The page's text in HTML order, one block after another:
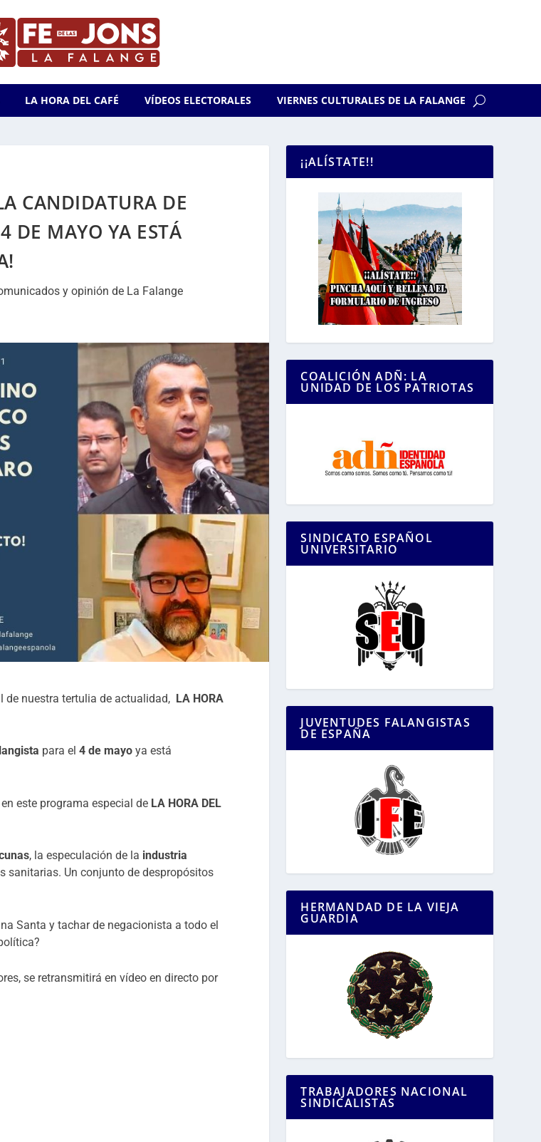
LA HORA DEL CAFÉ VÍDEOS ELECTORALES VIERNES CULTURALES DE LA FALANGE
CANDIDATURA DE
DE MAYO YA ESTÁ
y opinión de La Falange
de nuestra tertulia de actualidad, LA HORA
para el4 de mayo ya está
en este programa especial de LA HORA DEL
, la especulación de la industria
sanitarias. Un conjunto de despropósitos
Santa y tachar de negacionista a todo el
se retransmitirá en vídeo en directo por
¡¡ALÍSTATE!!
COALICIÓN ADÑ: LA
UNIDAD DE LOS PATRIOTAS
SINDICATO ESPAÑOL
UNIVERSITARIO
JUVENTUDES FALANGISTAS
DE ESPAÑA
HERMANDAD DE LA VIEJA
GUARDIA
TRABAJADORES NACIONAL
SINDICALISTAS